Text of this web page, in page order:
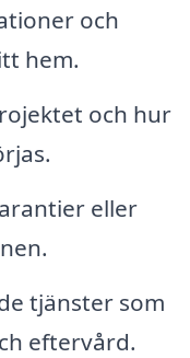
och
hem.
och hur
eller
tjänster som
eftervård.